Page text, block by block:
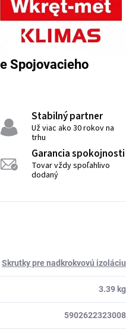
Spojovacieho
Stabilný partner
Už viac ako 30 rokov na
trhu
Garancia spokojnosti
Tovar vždy spoľahlivo
dodaný
Skrutky pre nadkrokvovú izoláciu
3.39 kg
5902622323008